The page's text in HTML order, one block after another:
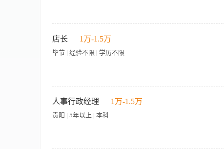
型酒店运营模式者优先；对贵州多元民族文化有深入了解者优先
年度超额完成奖 · 综合月薪：约1.5万-1.8万元 · 社保公积金：按
门，确保各项业务的高效运转和优质服务。 3.负责组建、培训和
系，与顾客保持良好的沟通和互动，收集客户反馈并制定相应的
等，确保稳定发展。 6.审核与建立酒店前厅、客房、餐饮、营业
前厅、客房、餐饮、营业等部门安全意识，确保急救、火灾和紧
根据酒店要求记录安全事件及意外事故。 任职要求： 1.50岁以内
及副总经理以上工作经历； 3.能熟练掌握酒店运营业务管理工作
的人际关系和较强的工作协调能力； 4.进行应聘人员的简历筛选
店长 1万-1.5万
毕节 | 经验不限 | 学历不限
设，组织员工培训及技能考核 4、处理客户投诉及突发事件，维
力和领导魅力 2、有服务行业现场管理经验者优先 3、擅长客户
人事行政经理 1万-1.5万
贵阳 | 5年以上 | 本科